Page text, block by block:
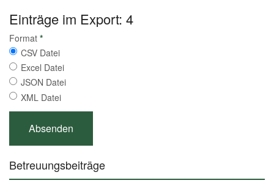
Einträge im Export: 4
Format *
CSV Datei
Excel Datei
JSON Datei
XML Datei
Betreuungsbeiträge